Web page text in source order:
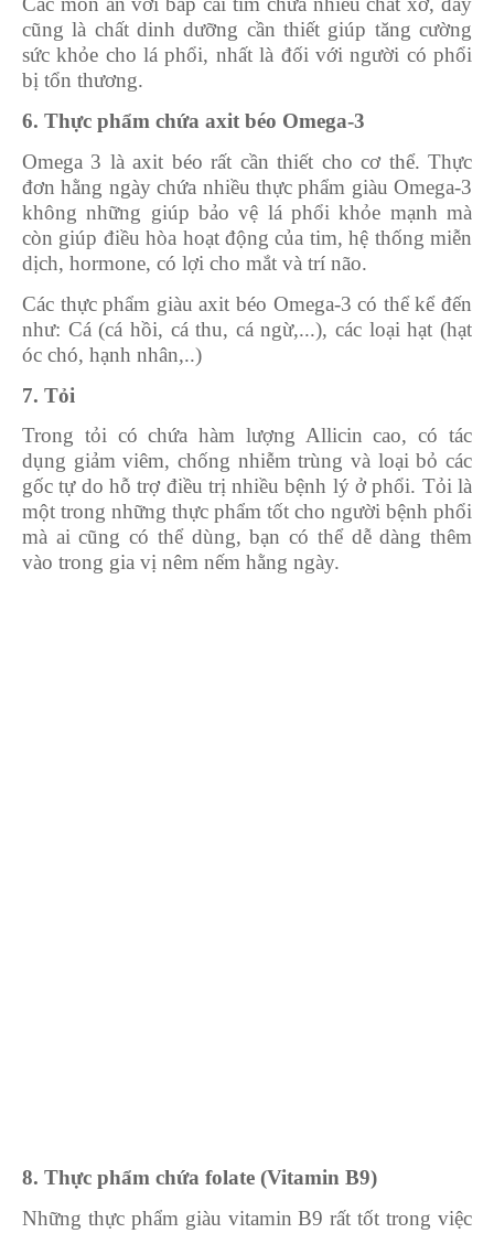
cũng là chất dinh dưỡng cần thiết giúp tăng cường
sức khỏe cho lá phổi, nhất là đối với người có phổi
bị tổn thương.
6. Thực phẩm chứa axit béo Omega-3
Omega 3 là axit béo rất cần thiết cho cơ thể. Thực
đơn hằng ngày chứa nhiều thực phẩm giàu Omega-3
không những giúp bảo vệ lá phổi khỏe mạnh mà
còn giúp điều hòa hoạt động của tim, hệ thống miễn
dịch, hormone, có lợi cho mắt và trí não.
Các thực phẩm giàu axit béo Omega-3 có thể kể đến
như: Cá (cá hồi, cá thu, cá ngừ,...), các loại hạt (hạt
óc chó, hạnh nhân,..)
7. Tỏi
Trong tỏi có chứa hàm lượng Allicin cao, có tác
dụng giảm viêm, chống nhiễm trùng và loại bỏ các
gốc tự do hỗ trợ điều trị nhiều bệnh lý ở phổi. Tỏi là
một trong những thực phẩm tốt cho người bệnh phổi
mà ai cũng có thể dùng, bạn có thể dễ dàng thêm
vào trong gia vị nêm nếm hằng ngày.
8. Thực phẩm chứa folate (Vitamin B9)
Những thực phẩm giàu vitamin B9 rất tốt trong việc